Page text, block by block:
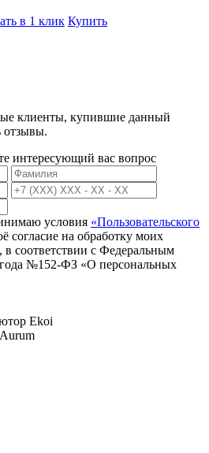
в 1 клик Купить
клиенты, купившие данный
отзывы.
интересующий вас вопрос
условия «Пользовательского
согласие на обработку моих
соответствии с Федеральным
года №152-ФЗ «О персональных
Ekoi
Aurum